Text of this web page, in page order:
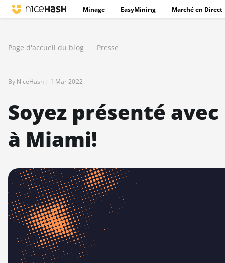
Minage EasyMining Marché en Direct
Page d'accueil du blog Presse
By NiceHash | 1 Mar 2022
Soyez présenté
à Miami!